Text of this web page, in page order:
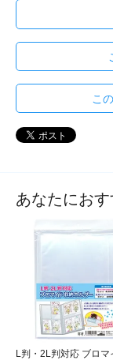
こ
あなたにお
L判・2L判対応 ブロマ